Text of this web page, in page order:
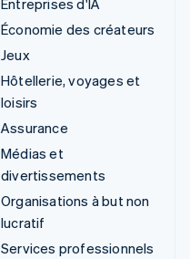
Entreprises d'IA
Économie des créateurs
Jeux
Hôtellerie, voyages et
loisirs
Assurance
Médias et
divertissements
Organisations à but non
lucratif
Services professionnels